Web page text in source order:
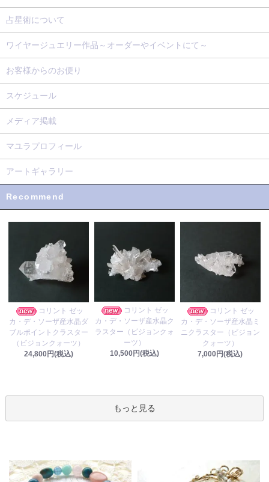
占星術について
ワイヤージュエリー作品～オーダーやイベントにて～
お客様からのお便り
スケジュール
メディア掲載
マユラプロフィール
アートギャラリー
Recommend
コリント ゼッ
カ・デ・ソーザ産水晶ダ
ブルポイントクラスター
（ビジョンクォーツ）
24,800円(税込)
コリント ゼッ
カ・デ・ソーザ産水晶ク
ラスター（ビジョンクォ
ーツ）
10,500円(税込)
コリント ゼッ
カ・デ・ソーザ産水晶ミ
ニクラスター（ビジョン
クォーツ）
7,000円(税込)
もっと見る